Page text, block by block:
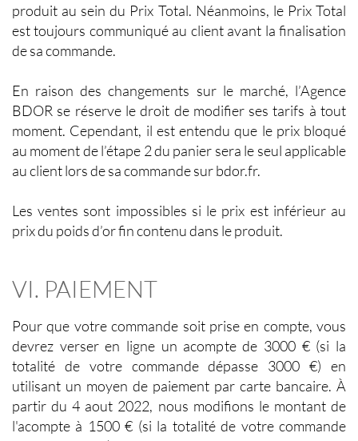
produit au sein du Prix Total. Néanmoins, le Prix Total
est toujours communiqué au client avant la finalisation
de sa commande.
En raison des changements sur le marché, l’Agence
BDOR se réserve le droit de modifier ses tarifs à tout
moment. Cependant, il est entendu que le prix bloqué
au moment de l’étape 2 du panier sera le seul applicable
au client lors de sa commande sur bdor.fr.
Les ventes sont impossibles si le prix est inférieur au
prix du poids d’or fin contenu dans le produit.
VI. PAIEMENT
Pour que votre commande soit prise en compte, vous
devrez verser en ligne un acompte de 3000 € (si la
totalité de votre commande dépasse 3000 €) en
utilisant un moyen de paiement par carte bancaire. À
partir du 4 aout 2022, nous modifions le montant de
l'acompte à 1500 € (si la totalité de votre commande